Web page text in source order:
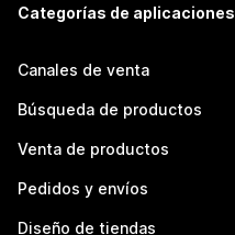
Categorías de aplicaciones
Canales de venta
Búsqueda de productos
Venta de productos
Pedidos y envíos
Diseño de tiendas